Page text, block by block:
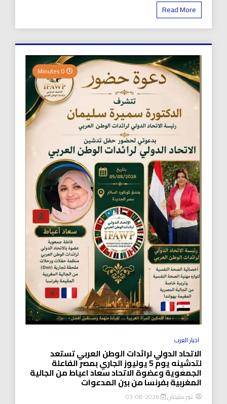
Read More
اخبار العرب
الاتحاد الدولي لرائدات الوطن العربي تستعد
لتدشينه يوم 5 يوليوز الجاري بمصر الفاعلة
الجمعوية وعضوة الاتحاد سعاد اعياط من الجالية
المغربية بفرنسا من بين المدعوات
عبير سليمان 2026-08-03